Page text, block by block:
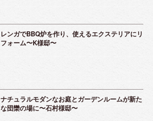
レンガでBBQ炉を作り、使えるエクステリアにリ
フォーム〜K様邸〜
ナチュラルモダンなお庭とガーデンルームが新た
な団欒の場に〜石村様邸〜